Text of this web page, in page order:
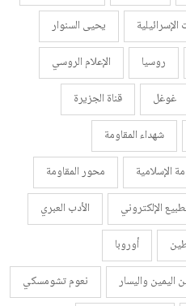
يحيى السنوار
روسيا
الإعلام الروسي
غوغل
قناة الجزيرة
شهداء المقاومة
الإسلامية
محور المقاومة
الإلكتروني
الأدب العبري
أوروبا
اليمين واليسار
نعوم تشومسكي